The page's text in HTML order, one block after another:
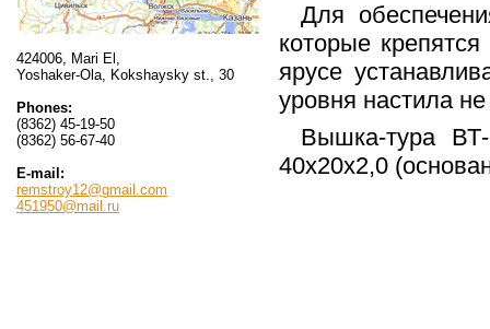
424006, Mari El,
Yoshaker-Ola, Kokshaysky st., 30
Phones:
(8362) 45-19-50
(8362) 56-67-40
E-mail:
remstroy12@gmail.com
451950@mail.ru
Для
которые
ярусе
уровня настила
Вышка-тура
40х20х2,0